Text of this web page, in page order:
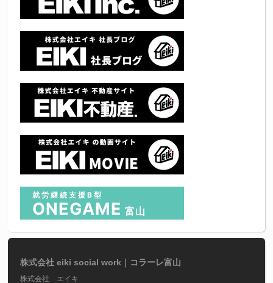
就労継続支援B型
ONEGAME 富山
株式会社 eiki social work｜コラーレ富山
株式会社 エイキ